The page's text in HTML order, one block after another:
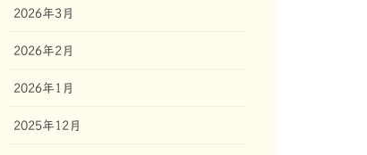
2026年3月
2026年2月
2026年1月
2025年12月